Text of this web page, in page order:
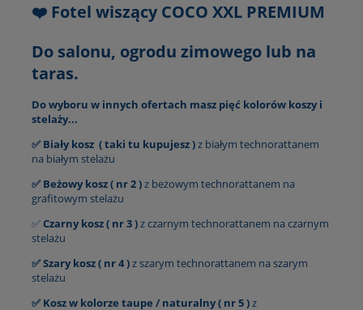
❤️ Fotel wiszący COCO XXL PREMIUM
Do salonu, ogrodu zimowego lub na
taras.
Do wyboru w innych ofertach masz pięć kolorów koszy i
stelaży...
✅ Biały kosz ( taki tu kupujesz )z białym technorattanem
na białym stelażu
✅ Beżowy kosz ( nr 2 )z beżowym technorattanem na
grafitowym stelażu
✅Czarny kosz ( nr 3 )z czarnym technorattanem na czarnym
stelażu
✅Szary kosz ( nr 4 )z szarym technorattanem na szarym
stelażu
✅ Kosz w kolorze taupe / naturalny ( nr 5 )z